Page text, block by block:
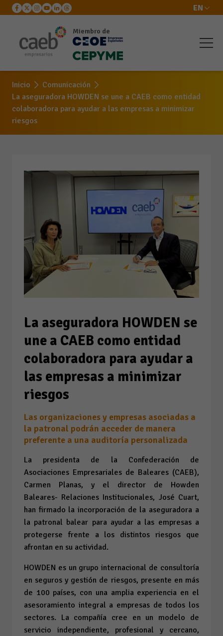
EN
Miembro de
Inicio
Comunicación
La aseguradora HOWDEN se une a CAEB como entidad
colaboradora para ayudar a las empresas a minimizar
riesgos
La aseguradora HOWDEN se
une a CAEB como entidad
colaboradora para ayudar a
las empresas a minimizar
riesgos
Las organizaciones y empresas asociadas a
la patronal podrán acceder de manera
preferente a una auditoría personalizada
La presidenta de la Confederación de
Asociaciones Empresariales de Baleares (CAEB),
Carmen Planas, y el director de Howden
Baleares- Relaciones Institucionales, José Cuart,
han firmado la incorporación de la aseguradora a
la patronal balear para ayudar a las empresas a
protegerse frente a los distintos riesgos que
afrontan en su actividad.
HOWDEN es un grupo internacional de consultoría
en seguros y gestión de riesgos, presente en más
de 100 países, con una amplia experiencia en el
asesoramiento integral a empresas de todos los
sectores. La compañía cree en un modelo de
servicio independiente, profesional y cercano,